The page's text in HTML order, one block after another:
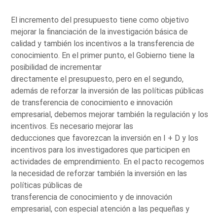
El incremento del presupuesto tiene como objetivo
mejorar la financiación de la investigación básica de
calidad y también los incentivos a la transferencia de
conocimiento. En el primer punto, el Gobierno tiene la
posibilidad de incrementar
directamente el presupuesto, pero en el segundo,
además de reforzar la inversión de las políticas públicas
de transferencia de conocimiento e innovación
empresarial, debemos mejorar también la regulación y los
incentivos. Es necesario mejorar las
deducciones que favorezcan la inversión en I + D y los
incentivos para los investigadores que participen en
actividades de emprendimiento. En el pacto recogemos
la necesidad de reforzar también la inversión en las
políticas públicas de
transferencia de conocimiento y de innovación
empresarial, con especial atención a las pequeñas y